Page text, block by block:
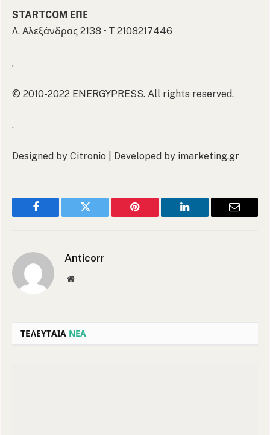
STARTCOM ΕΠΕ
Λ. Αλεξάνδρας 2138 • Τ 2108217446
,
© 2010-2022 ENERGYPRESS. All rights reserved.
,
Designed by Citronio | Developed by imarketing.gr
Facebook Twitter Pinterest LinkedIn Email
Anticorr
Website
ΤΕΛΕΥΤΑΙΑ ΝΕΑ